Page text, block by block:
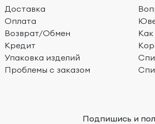
Доставка
Оплата
Возврат/Обмен
Кредит
Упаковка изделий
Проблемы с заказом
Подпишись и